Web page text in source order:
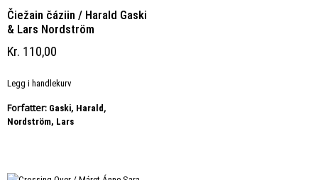
Čiežain čáziin / Harald Gaski
& Lars Nordström
Kr 110,00
Legg i handlekurv
Forfatter: Gaski, Harald ,
Nordström, Lars